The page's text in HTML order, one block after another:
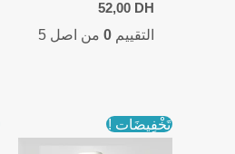
52,00 DH
التقييم 0من اصل 5
تَخْفِيضَات !